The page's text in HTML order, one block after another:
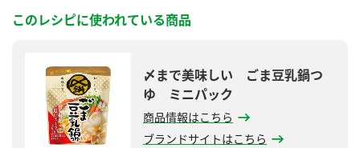
このレシピに使われている商品
〆まで美味しい ごま豆乳鍋つ
ゆ ミニパック
商品情報はこちら
ブランドサイトはこちら